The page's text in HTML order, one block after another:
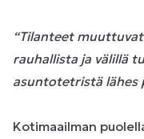
“Tilanteet
rauhallista ja välillä
asuntotetristä lähes
Kotimaailman